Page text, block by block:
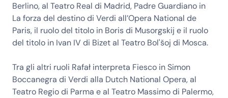
Berlino, al Teatro Real di Madrid, Padre Guardiano in
La forza del destino di Verdi all’Opera National de
Paris, il ruolo del titolo in Boris di Musorgskij e il ruolo
del titolo in Ivan IV di Bizet al Teatro Bol'šoj di Mosca.
Tra gli altri ruoli Rafał interpreta Fiesco in Simon
Boccanegra di Verdi alla Dutch National Opera, al
Teatro Regio di Parma e al Teatro Massimo di Palermo,